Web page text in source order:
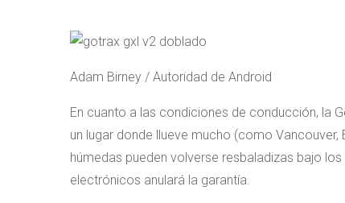
Adam Birney / Autoridad de Android
En cuanto a las condiciones de conducción, la
un lugar donde llueve mucho (como
húmedas pueden volverse resbaladizas bajo
electrónicos anulará la garantía.